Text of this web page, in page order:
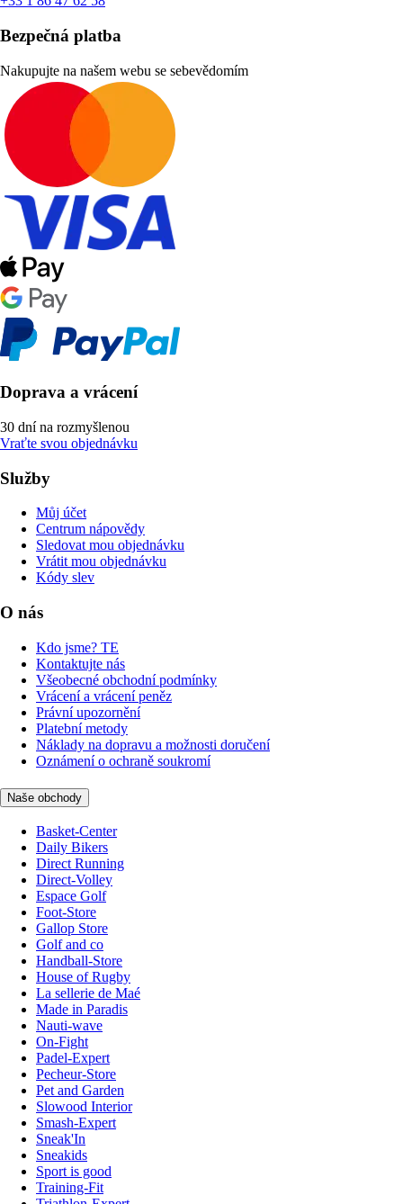
Bezpečná platba
Nakupujte na našem webu se sebevědomím
Doprava a vrácení
30 dní na rozmyšlenou
Vraťte svou objednávku
Služby
Můj účet
Centrum nápovědy
Sledovat mou objednávku
Vrátit mou objednávku
Kódy slev
O nás
Kdo jsme? TE
Kontaktujte nás
Všeobecné obchodní podmínky
Vrácení a vrácení peněz
Právní upozornění
Platební metody
Náklady na dopravu a možnosti doručení
Oznámení o ochraně soukromí
Naše obchody
Basket-Center
Daily Bikers
Direct Running
Direct-Volley
Espace Golf
Foot-Store
Gallop Store
Golf and co
Handball-Store
House of Rugby
La sellerie de Maé
Made in Paradis
Nauti-wave
On-Fight
Padel-Expert
Pecheur-Store
Pet and Garden
Slowood Interior
Smash-Expert
Sneak'In
Sneakids
Sport is good
Training-Fit